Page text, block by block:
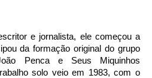
e jornalista, ele começou a
da formação original do grupo
Penca e Seus Miquinhos
solo veio em 1983, com o